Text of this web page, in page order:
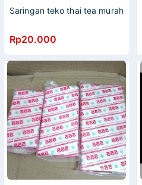
Saringan teko thai tea murah
Rp20.000